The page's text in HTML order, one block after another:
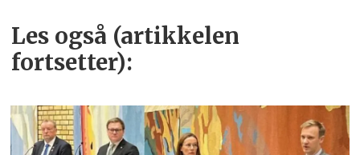
Les også (artikkelen
fortsetter):